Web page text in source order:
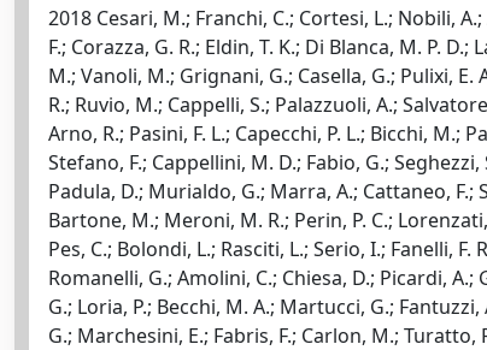
2018 Cesari, M.; Franchi, C.; Cortesi, L.; Nobili,
F.; Corazza, G. R.; Eldin, T. K.; Di Blanca, M. P.
M.; Vanoli, M.; Grignani, G.; Casella, G.; Pulixi,
R.; Ruvio, M.; Cappelli, S.; Palazzuoli, A.;
Arno, R.; Pasini, F. L.; Capecchi, P. L.; Bicchi, M.;
Stefano, F.; Cappellini, M. D.; Fabio, G.;
Padula, D.; Murialdo, G.; Marra, A.; Cattaneo, F.;
Bartone, M.; Meroni, M. R.; Perin, P. C.;
Pes, C.; Bolondi, L.; Rasciti, L.; Serio, I.; Fanelli,
Romanelli, G.; Amolini, C.; Chiesa, D.; Picardi,
G.; Loria, P.; Becchi, M. A.; Martucci, G.;
G.; Marchesini, E.; Fabris, F.; Carlon, M.;